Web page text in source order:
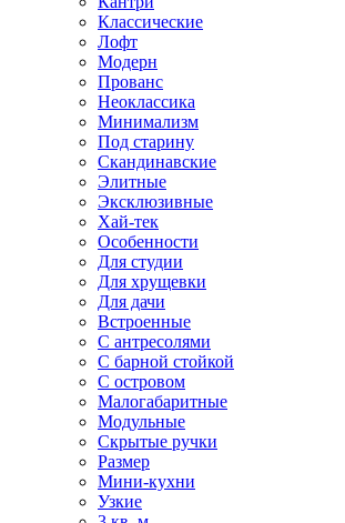
Классические
Лофт
Модерн
Прованс
Неоклассика
Минимализм
Под старину
Скандинавские
Элитные
Эксклюзивные
Хай-тек
Особенности
Для студии
Для хрущевки
Для дачи
Встроенные
С антресолями
С барной стойкой
С островом
Малогабаритные
Модульные
Скрытые ручки
Размер
Мини-кухни
Узкие